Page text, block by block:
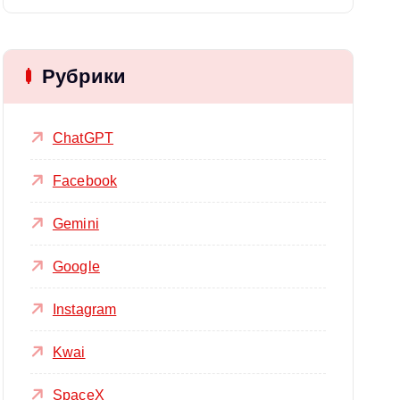
Рубрики
ChatGPT
Facebook
Gemini
Google
Instagram
Kwai
SpaceX